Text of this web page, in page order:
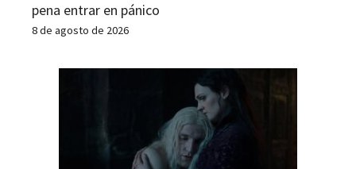
pena entrar en pánico
8 de agosto de 2026